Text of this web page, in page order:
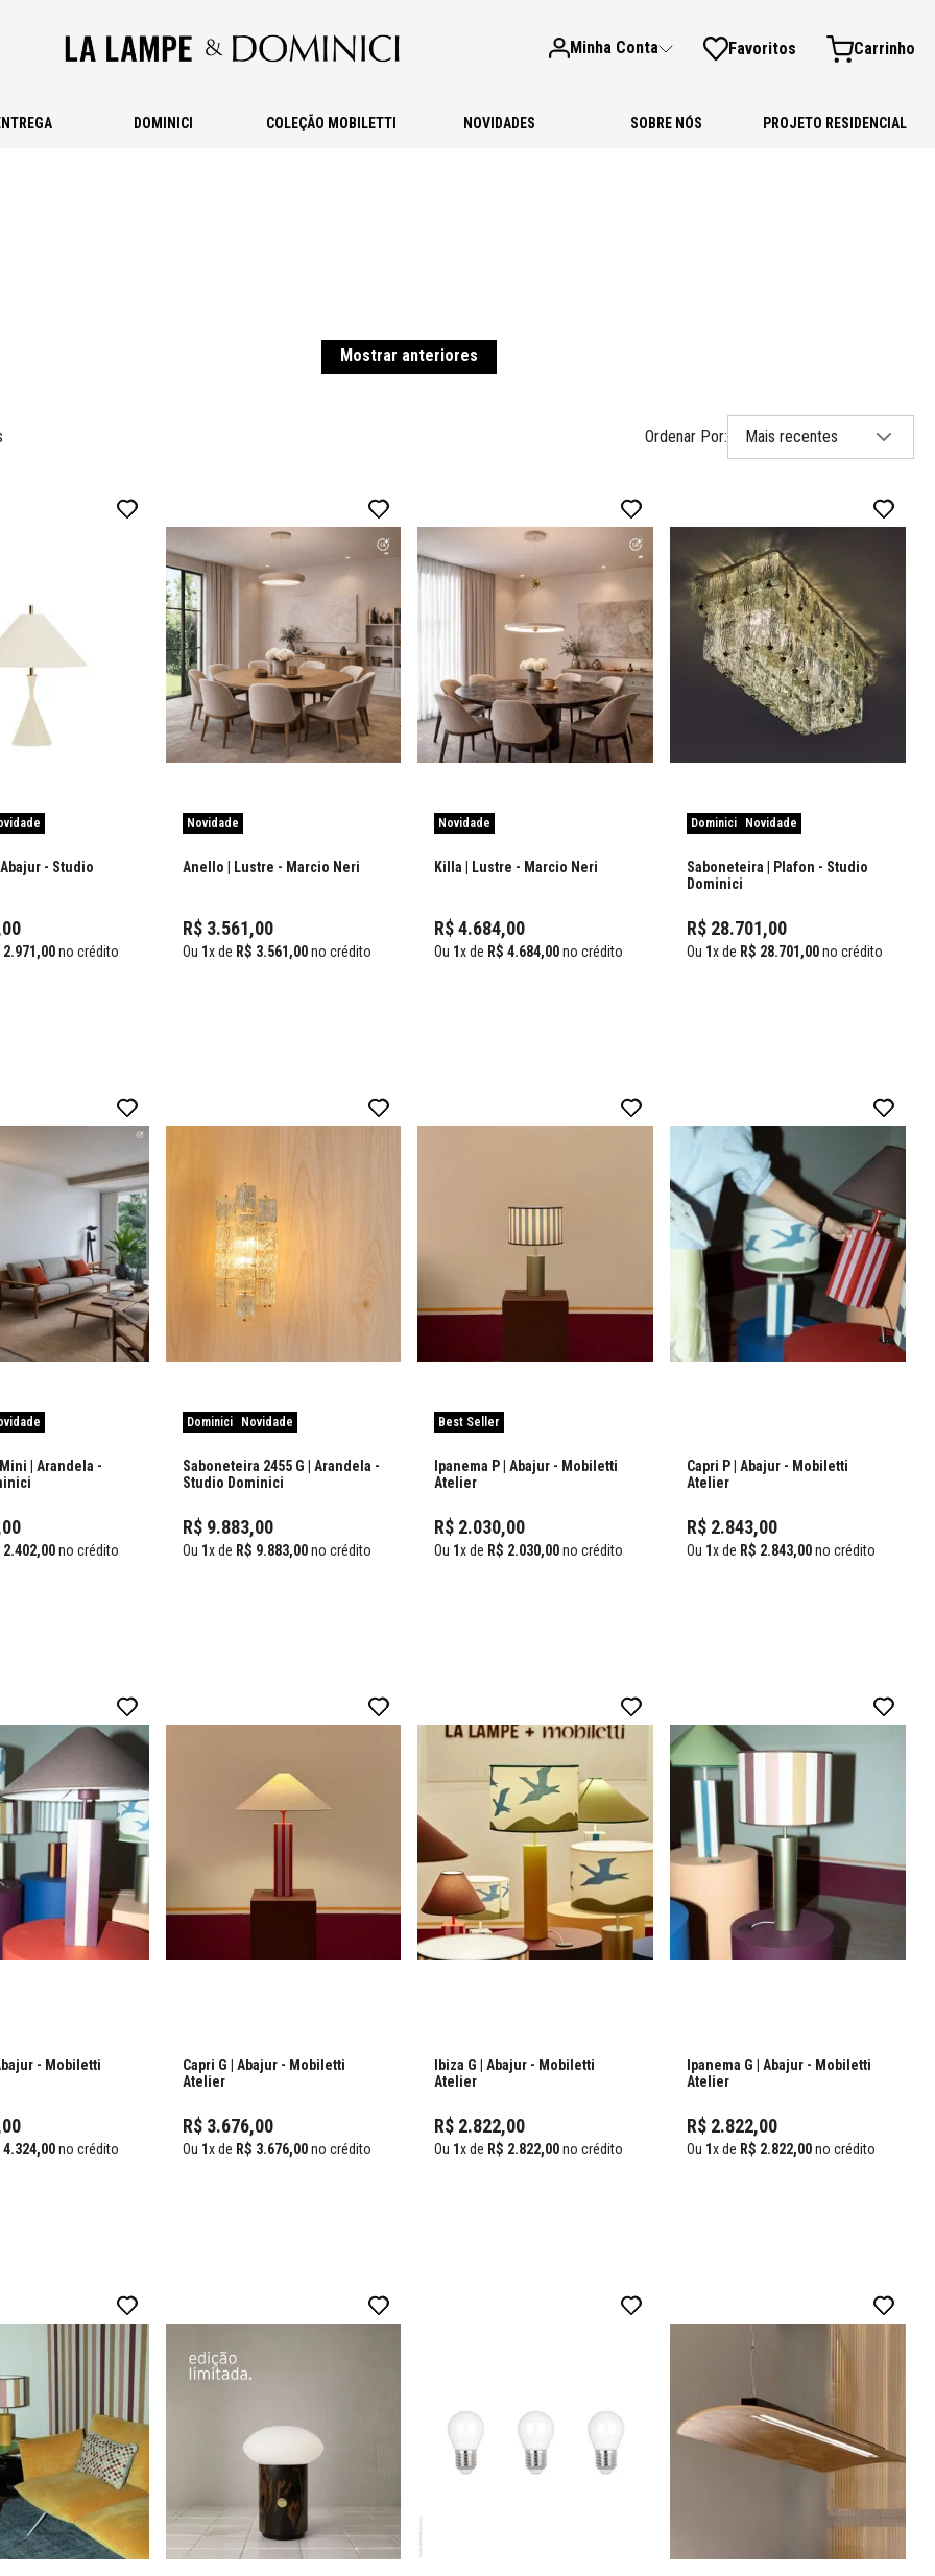
Minha Conta Favoritos
DOMINICI COLEÇÃO MOBILETTI NOVIDADES SOBRE NÓS PROJETO RESIDENCIAL
Mostrar anteriores
Mais recentes
- Studio
00
2.971,00no crédito
Novidade
Anello | Lustre - Marcio Neri
R$ 3.561,00
Ou 1x de R$ 3.561,00no crédito
Novidade
Killa | Lustre - Marcio Neri
R$ 4.684,00
Ou 1x de R$ 4.684,00no crédito
Dominici Novidade
Saboneteira | Plafon - Studio
Dominici
R$ 28.701,00
Ou 1x de R$ 28.701,00no crédito
Cogumelo Mini | Arandela -
00
2.402,00no crédito
Dominici Novidade
Saboneteira 2455 G | Arandela -
Studio Dominici
R$ 9.883,00
Ou 1x de R$ 9.883,00no crédito
Best Seller
Ipanema P | Abajur - Mobiletti
Atelier
R$ 2.030,00
Ou 1x de R$ 2.030,00no crédito
Capri P | Abajur - Mobiletti
Atelier
R$ 2.843,00
Ou 1x de R$ 2.843,00no crédito
- Mobiletti
00
4.324,00no crédito
Capri G | Abajur - Mobiletti
Atelier
R$ 3.676,00
Ou 1x de R$ 3.676,00no crédito
Ibiza G | Abajur - Mobiletti
Atelier
R$ 2.822,00
Ou 1x de R$ 2.822,00no crédito
Ipanema G | Abajur - Mobiletti
Atelier
R$ 2.822,00
Ou 1x de R$ 2.822,00no crédito